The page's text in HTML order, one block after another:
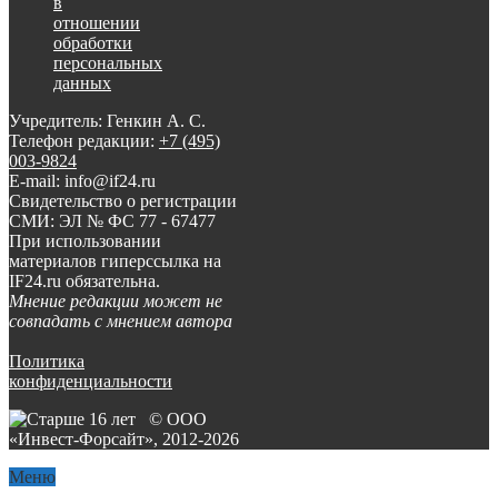
отношении
обработки
персональных
данных
Учредитель: Генкин А. С.
Телефон редакции: +7 (495)
003-9824
E-mail: info@if24.ru
Свидетельство о регистрации
СМИ: ЭЛ № ФС 77 - 67477
При использовании
материалов гиперссылка на
IF24.ru обязательна.
Мнение редакции может не
совпадать с мнением автора
Политика
конфиденциальности
© ООО
«Инвест-Форсайт», 2012-2026
Меню